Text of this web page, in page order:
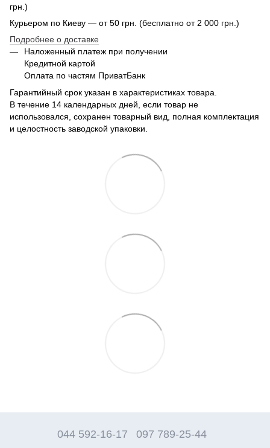
грн.)
Курьером по Киеву — от 50 грн. (бесплатно от 2 000 грн.)
Подробнее о доставке
Наложенный платеж при получении
Кредитной картой
Оплата по частям ПриватБанк
Гарантийный срок указан в характеристиках товара.
В течение 14 календарных дней, если товар не
использовался, сохранен товарный вид, полная комплектация
и целостность заводской упаковки.
044 592-16-17 097 789-25-44